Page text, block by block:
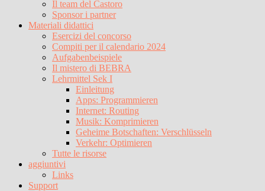
Il team del Castoro
Sponsor i partner
Materiali didattici
Esercizi del concorso
Compiti per il calendario 2024
Aufgabenbeispiele
Il mistero di BEBRA
Lehrmittel Sek I
Einleitung
Apps: Programmieren
Internet: Routing
Musik: Komprimieren
Geheime Botschaften: Verschlüsseln
Verkehr: Optimieren
Tutte le risorse
aggiuntivi
Links
Support